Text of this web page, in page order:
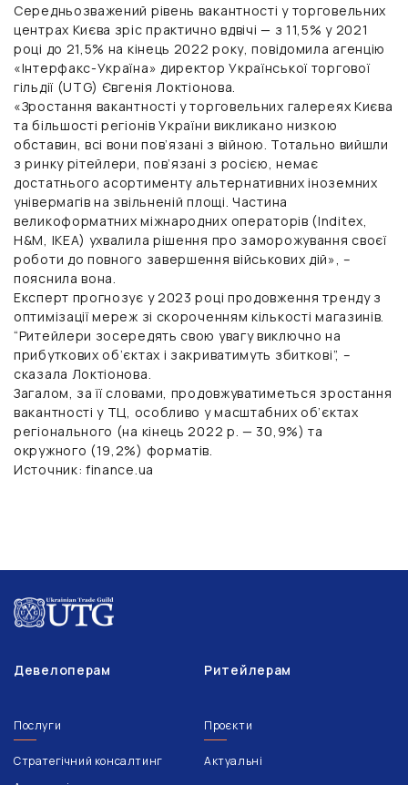
Середньозважений рівень вакантності у торговельних
центрах Києва зріс практично вдвічі — з 11,5% у 2021
році до 21,5% на кінець 2022 року, повідомила агенцію
«Інтерфакс-Україна» директор Української торгової
гільдії (UTG) Євгенія Локтіонова.
«Зростання вакантності у торговельних галереях Києва
та більшості регіонів України викликано низкою
обставин, всі вони пов’язані з війною. Тотально вийшли
з ринку рітейлери, пов’язані з росією, немає
достатнього асортименту альтернативних іноземних
універмагів на звільненій площі. Частина
великоформатних міжнародних операторів (Inditex,
H&M, IKEA) ухвалила рішення про заморожування своєї
роботи до повного завершення військових дій», –
пояснила вона.
Експерт прогнозує у 2023 році продовження тренду з
оптимізації мереж зі скороченням кількості магазинів.
“Ритейлери зосередять свою увагу виключно на
прибуткових об’єктах і закриватимуть збиткові”, –
сказала Локтіонова.
Загалом, за її словами, продовжуватиметься зростання
вакантності у ТЦ, особливо у масштабних об’єктах
регіонального (на кінець 2022 р. — 30,9%) та
окружного (19,2%) форматів.
Источник: finance.ua
Девелоперам Ритейлерам
Послуги
Стратегічний консалтинг
Проєкти
Актуальні